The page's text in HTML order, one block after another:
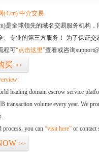
(4.cn) 中介交易
是全球领先的域名交易服务机构
、专业的第三方服务！ 为了保证
程可“点击这里”查看或咨询
买 >>
leading domain escrow service
transaction volume every year. We
process, you can “visit here” or contact
>>